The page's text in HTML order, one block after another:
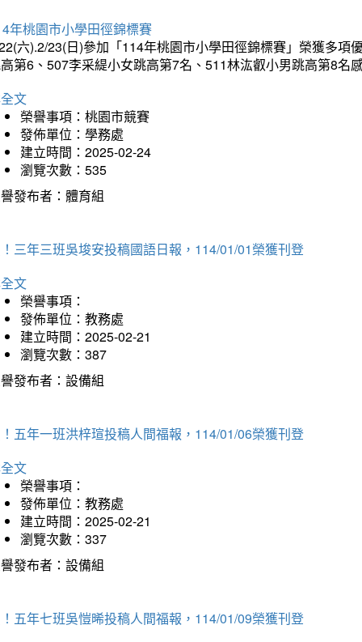
年桃園市小學田徑錦標賽
六).2/23(日)參加「114年桃園市小學田徑錦標賽」榮獲多
第6、507李采緹小女跳高第7名、511林汯叡小男跳高第8名
文
榮譽事項：桃園市競賽
發佈單位：學務處
建立時間：2025-02-24
瀏覽次數：535
發布者：體育組
三年三班吳埈安投稿國語日報，114/01/01榮獲刊登
文
榮譽事項：
發佈單位：教務處
建立時間：2025-02-21
瀏覽次數：387
發布者：設備組
五年一班洪梓瑄投稿人間福報，114/01/06榮獲刊登
文
榮譽事項：
發佈單位：教務處
建立時間：2025-02-21
瀏覽次數：337
發布者：設備組
五年七班吳愷晞投稿人間福報，114/01/09榮獲刊登